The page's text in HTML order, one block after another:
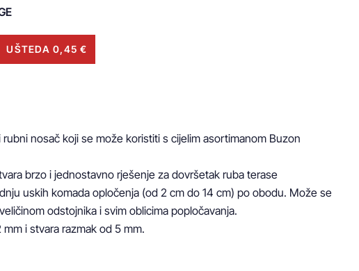
UŠTEDA 0,45 €
rubni nosač koji se može koristiti s cijelim asortimanom Buzon
brzo i jednostavno rješenje za dovršetak ruba terase
uskih komada opločenja (od 2 cm do 14 cm) po obodu. Može se
odstojnika i svim oblicima popločavanja.
mm i stvara razmak od 5 mm.